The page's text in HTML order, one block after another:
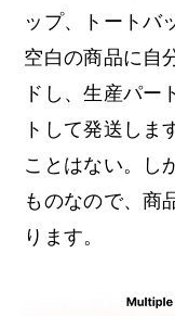
ップ、トートバ
空白の商品に自
ドし、生産パー
トして発送しま
ことはない。し
ものなので、商
ります。